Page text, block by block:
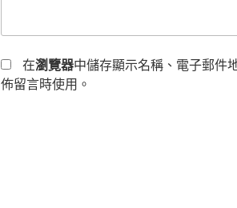
在瀏覽器中儲存顯示名稱、電子郵件
佈留言時使用。